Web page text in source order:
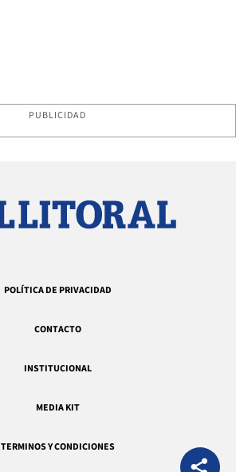
PUBLICIDAD
POLÍTICA DE PRIVACIDAD
CONTACTO
INSTITUCIONAL
MEDIA KIT
TERMINOS Y CONDICIONES